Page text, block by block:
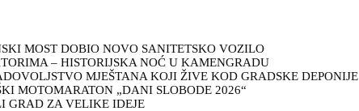
MOST DOBIO NOVO SANITETSKO VOZILO
– HISTORIJSKA NOĆ U KAMENGRADU
MJEŠTANA KOJI ŽIVE KOD GRADSKE DEPONIJE
MOTOMARATON „DANI SLOBODE 2026“
GRAD ZA VELIKE IDEJE